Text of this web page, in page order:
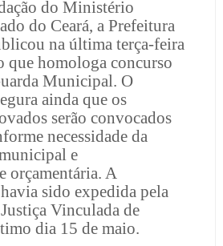
do Ministério
do Ceará, a Prefeitura
na última terça-feira
que homologa concurso
Municipal. O
ainda que os
serão convocados
necessidade da
e
orçamentária. A
sido expedida pela
Vinculada de
dia 15 de maio.